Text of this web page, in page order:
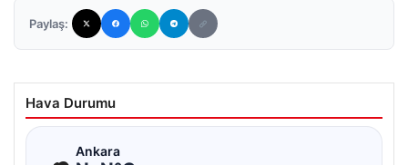
Paylaş:
Hava Durumu
Ankara